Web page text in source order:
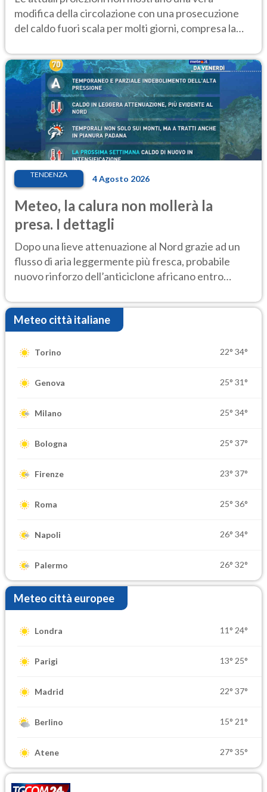
modifica della circolazione con una prosecuzione
del caldo fuori scala per molti giorni, compresa la
TENDENZA 4 Agosto 2026
Meteo, la calura non mollerà la
presa. I dettagli
Dopo una lieve attenuazione al Nord grazie ad un
flusso di aria leggermente più fresca, probabile
nuovo rinforzo dell’anticiclone africano entro
Meteo città italiane
Torino 22° 34°
Genova 25° 31°
Milano 25° 34°
Bologna 25° 37°
Firenze 23° 37°
Roma 25° 36°
Napoli 26° 34°
Palermo 26° 32°
Meteo città europee
Londra 11° 24°
Parigi 13° 25°
Madrid 22° 37°
Berlino 15° 21°
Atene 27° 35°